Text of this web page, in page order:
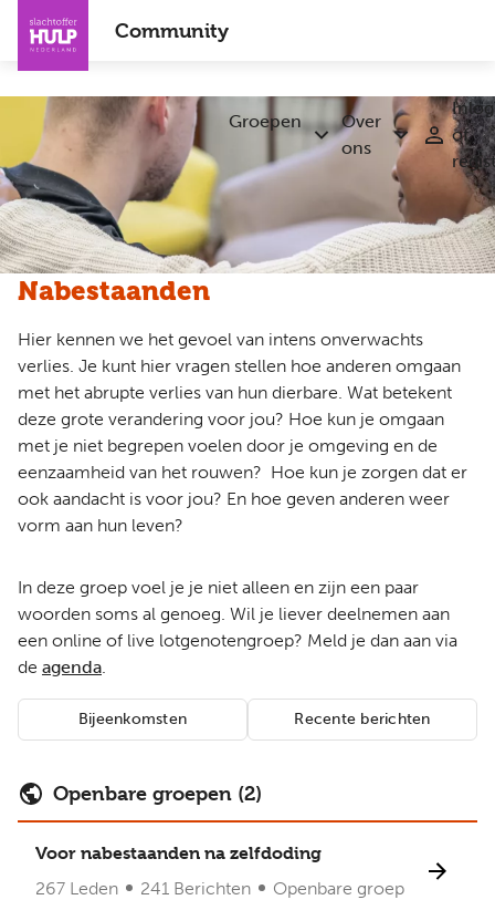
Overslaan
naar
de
inhoud
gaan
Community
Groepen
Submenu
Groepen
Over
ons
Submenu
Over
ons
of
Nabestaanden
Hier kennen we het gevoel van intens onverwachts
verlies. Je kunt hier vragen stellen hoe anderen omgaan
met het abrupte verlies van hun dierbare. Wat betekent
deze grote verandering voor jou? Hoe kun je omgaan
met je niet begrepen voelen door je omgeving en de
eenzaamheid van het rouwen? Hoe kun je zorgen dat er
ook aandacht is voor jou? En hoe geven anderen weer
vorm aan hun leven?
In deze groep voel je je niet alleen en zijn een paar
woorden soms al genoeg. Wil je liever deelnemen aan
een online of live lotgenotengroep? Meld je dan aan via
de agenda.
Bijeenkomsten Recente berichten
Openbare groepen (2)
Voor nabestaanden na zelfdoding
267 Leden
241 Berichten Openbare groep